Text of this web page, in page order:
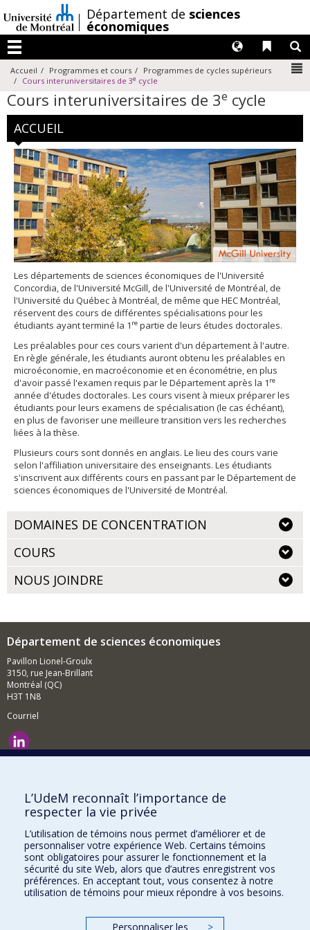
au
contenu
/Département de sciences
économiques
Menu
Liens
Langues
Accueil Programmes et cours
Programmes de cycles supérieurs
Cours interuniversitaires de 3e cycle
Cours interuniversitaires de 3e cycle
ACCUEIL
Les départements de sciences économiques de l'Université
Concordia, de l'Université McGill, de l'Université de Montréal, de
l'Université du Québec à Montréal, de même que HEC Montréal,
réservent des cours de différentes spécialisations pour les
étudiants ayant terminé la 1 re partie de leurs études doctorales.
Les préalables pour ces cours varient d'un département à l'autre.
En règle générale, les étudiants auront obtenu les préalables en
microéconomie, en macroéconomie et en économétrie, en plus
d'avoir passé l'examen requis par le Département après la 1 re
année d'études doctorales. Les cours visent à mieux préparer les
étudiants pour leurs examens de spécialisation (le cas échéant),
en plus de favoriser une meilleure transition vers les recherches
liées à la thèse.
Plusieurs cours sont donnés en anglais. Le lieu des cours varie
selon l'affiliation universitaire des enseignants. Les étudiants
s'inscrivent aux différents cours en passant par le Département de
sciences économiques de l'Université de Montréal.
DOMAINES DE CONCENTRATION
COURS
NOUS JOINDRE
Département de sciences économiques
Pavillon Lionel-Groulx
3150, rue Jean-Brillant
Montréal (QC)
H3T 1N8
Courriel
Comment soutenir le Département?
BESOIN D'AIDE?
Plan du site
Signaler une erreur
Accessibilité
FACULTÉ DES ARTS ET DES SCIENCES
Nos départements et écoles
L’UdeM reconnaît l’importance de
respecter la vie privée
L’utilisation de témoins nous permet d’améliorer et de
personnaliser votre expérience Web. Certains témoins
sont obligatoires pour assurer le fonctionnement et la
sécurité du site Web, alors que d’autres enregistrent vos
préférences. En acceptant tout, vous consentez à notre
utilisation de témoins pour mieux répondre à vos besoins.
Personnaliser les >